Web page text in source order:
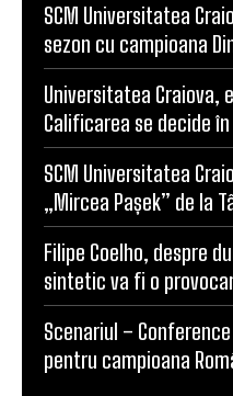
SCM Universitatea
sezon cu campioana
Universitatea Craiova,
Calificarea se decide în
SCM Universitatea
„Mircea Pașek” de la
Filipe Coelho, despre
sintetic va fi o
Scenariul –
pentru campioana